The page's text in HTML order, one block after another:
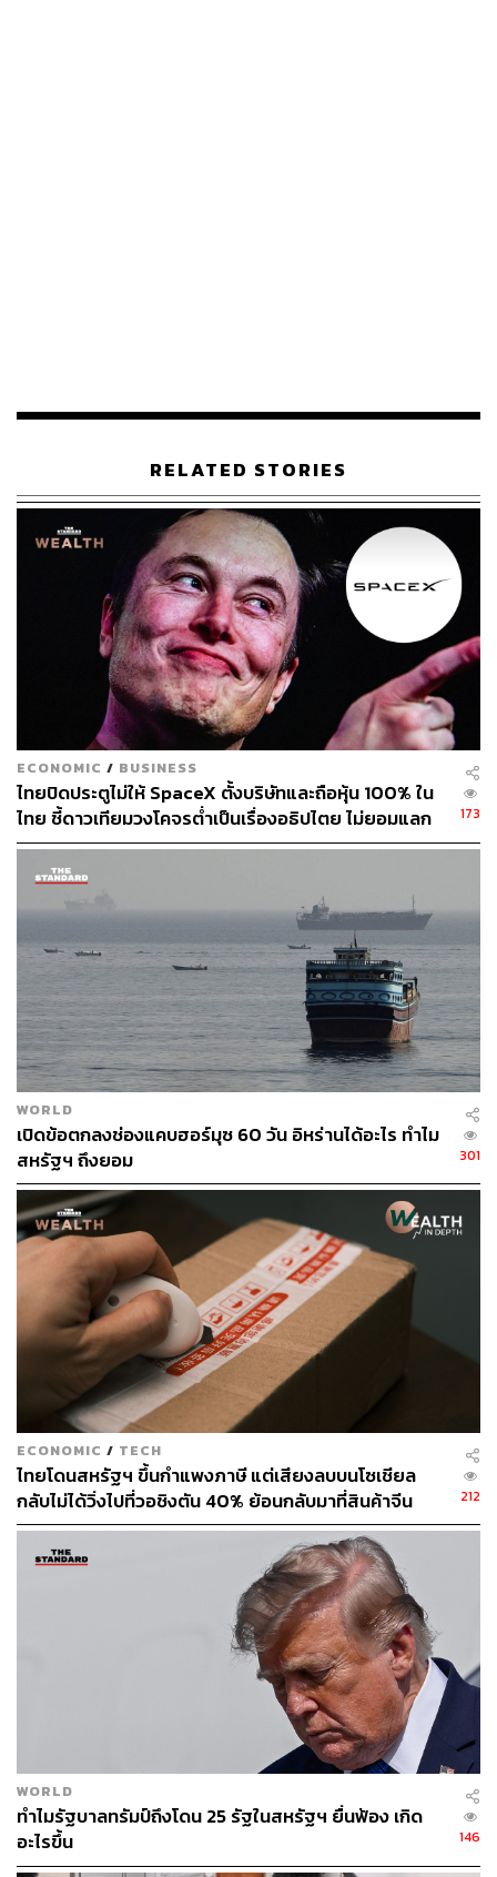
เกี่ยวกับ ‘การกระทำความรุนแรง’ ไปยังประเทศที่สามแทนที่
นอกจากนี้ชาวปาเลสไตน์อีก 1,718 คน ที่ถูกควบคุมตัวใน
อิสราเอลโดยไม่มีการตั้งข้อหา ทั้งหมดได้รับการปล่อยตัว
และถูกส่งตัวกลับไปยังฉนวนกาซาด้วยรถบัส ตามแผน
สันติภาพเฟสแรกที่ทั้งสองฝ่ายเห็นพ้องกัน โดยมีประชาชน
ชาวปาเลสไตน์จำนวนมากมารอรับที่โรงพยาบาลนัสเซอร์
ทางตอนใต้ของกาซา
ทรัมป์ในรัฐสภาอิสราเอล
ทรัมป์ขึ้นกล่าวสุนทรพจน์ต่อรัฐสภา ‘คเนสเซต’ ของอิสราเอล
นานกว่าหนึ่งชั่วโมง ในระหว่างการเยือนตะวันออกกลางว่า
“ฝันร้ายที่ยาวนานและเจ็บปวดได้สิ้นสุดลงแล้ว” พร้อมกับเน้น
ย้ำว่า “นี่คือรุ่งอรุณแห่งประวัติศาสตร์ของตะวันออกกลางยุค
ใหม่”
ทรัมป์กล่าวชื่นชมความสำเร็จของข้อตกลงหยุดยิง พร้อม
เตือนไม่ให้ เบนจามิน เนทันยาฮู นายกรัฐมนตรีอิสราเอลกลับ
มาทำสงครามอีก เนื่องจากสงครามครั้งใหม่จะ ‘ลดทอน’ มร
ดกของเนทันยาฮูที่ทิ้งไว้ให้กับสังคมอิสราเอล ทั้งยังเสริมว่า
เขาจะถูกจดจำในฐานะผู้ที่นำมาซึ่งการสงบศึก มากกว่าผู้ทำ
สงคราม หากเขายังปล่อยให้สงครามยังคงดำเนินต่อไป
“อิสราเอล ด้วยความช่วยเหลือของพวกเรา ได้ชนะสิ่งที่กอง
กำลังทหารจะทำได้ทั้งหมดแล้ว พวกคุณชนะแล้ว…ตอนนี้ถึง
เวลาที่จะเปลี่ยนชัยชนะเหล่านี้ที่ต่อสู้กับผู้ก่อการร้ายใน
สนามรบให้กลายเป็นรางวัลสูงสุด นั่นคือสันติภาพและความ
เจริญรุ่งเรือง สำหรับทั่วทั้งตะวันออกกลาง”
เนทันยาฮูเคยถูกกล่าวหาว่า พยายามผลักดันให้สงครามใน
กาซาเกิดขึ้นอย่างต่อเนื่อง เพื่อเลื่อนและเบี่ยงเบนการ
พิจารณาคดีทุจริตของเขาและปัญหาการเมืองภายในประเทศ
ซึ่งเนทันยาฮูได้ปฏิเสธข้อกล่าวหาดังกล่าว
โดยทรัมป์แสดงความมั่นใจล่วงหน้าว่า ข้อตกลงหยุดยิงนี้จะ
ดำเนินต่อไปและสงครามในกาซา ‘ได้สิ้นสุดลงแล้ว’ แม้แผน
สันติภาพ 20 ประการของทรัมป์ที่ได้รับแรงสนับสนุนจาก
อียิปต์ กาตาร์ และตุรกี จะยังมีอีกหลายประเด็นสำคัญที่ยังไม่
ได้ข้อสรุปก็ตาม
ประชุมสันติภาพกาซาที่อียิปต์
ชาร์ม เอล-ชีค ประเทศอียิปต์ เพื่อ
เข้าร่วมการประชุมสุดยอดว่าด้วยสันติภาพกาซา (Gaza
Peace Summit) ซึ่งสหรัฐฯ และอียิปต์เป็นเจ้าภาพร่วมในครั้ง
นี้ โดยมีผู้นำโลกอีกหลายคนเข้าร่วม เช่น ผู้นำของกาตาร์
จอร์แดน องค์การบริหารปาเลสไตน์ ฝรั่งเศส เยอรมนี และสห
โดยผู้นำโลกร่วมเป็นสักขีพยานพิธีลงนามในปฏิญญาว่าด้วย
สันติภาพกาซา ซึ่งทรัมป์ ผู้นำของอียิปต์ กาตาร์ และตุรกีได้
ร่วมลงนาม พร้อมทั้งหารือขั้นตอนต่อไปของแผนสันติภาพ
RELATED STORIES
ECONOMIC / BUSINESS
ไทยปิดประตูไม่ให้ SpaceX ตั้งบริษัทและถือหุ้น 100% ใน
ไทย ชี้ดาวเทียมวงโคจรต่ำเป็นเรื่องอธิปไตย ไม่ยอมแลก
ในโต๊ะเจรจาการค้า
173
WORLD
เปิดข้อตกลงช่องแคบฮอร์มุซ 60 วัน อิหร่านได้อะไร ทำไม
สหรัฐฯ ถึงยอม
301
ECONOMIC / TECH
ไทยโดนสหรัฐฯ ขึ้นกำแพงภาษี แต่เสียงลบบนโซเชียล
กลับไม่ได้วิ่งไปที่วอชิงตัน 40% ย้อนกลับมาที่สินค้าจีน
ราคาถูกที่ทะลักจน SME ไทยสู้ไม่ไหว
212
WORLD
ทำไมรัฐบาลทรัมป์ถึงโดน 25 รัฐในสหรัฐฯ ยื่นฟ้อง เกิด
อะไรขึ้น
146